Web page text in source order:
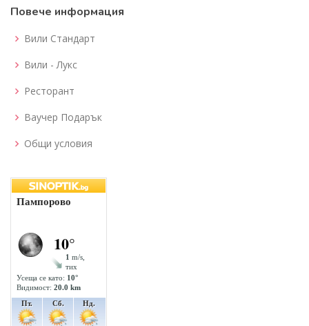
Повече информация
Вили Стандарт
Вили - Лукс
Ресторант
Ваучер Подарък
Общи условия